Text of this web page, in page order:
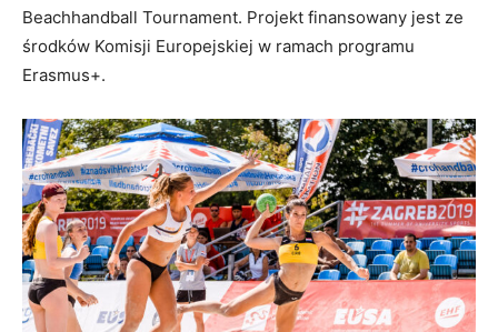
Beachhandball Tournament. Projekt finansowany jest ze
środków Komisji Europejskiej w ramach programu
Erasmus+.